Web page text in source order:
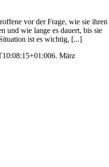
vor der Frage, wie sie ihren
und wie lange es dauert, bis sie
ist es wichtig, [...]
6. März